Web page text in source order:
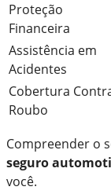
Proteção
Financeira
Assistência em
Acidentes
Cobertura
Roubo
Compreender o
seguro
você.